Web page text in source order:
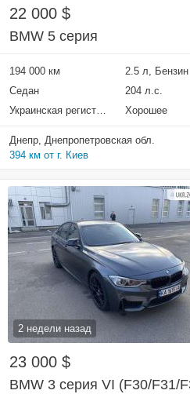
22 000 $
BMW 5 серия
194 000 км 2.5 л, Бензин
Седан
204 л.с.
Украинская регистрация
Хорошее
Днепр, Днепропетровская обл.
394 км от г. Киев
2 недели назад
23 000 $
BMW 3 серия VI (F30/F31/